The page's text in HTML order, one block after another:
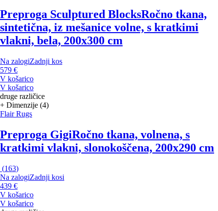
Preproga Sculptured BlocksRočno tkana,
sintetična, iz mešanice volne, s kratkimi
vlakni, bela, 200x300 cm
Na zalogiZadnji kos
579 €
V košarico
V košarico
druge različice
+ Dimenzije (4)
Flair Rugs
Preproga GigiRočno tkana, volnena, s
kratkimi vlakni, slonokoščena, 200x290 cm
(163)
Na zalogiZadnji kosi
439 €
V košarico
V košarico